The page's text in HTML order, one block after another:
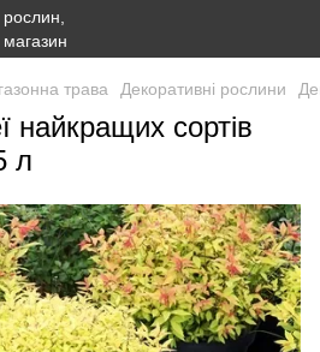
трава Декоративні рослини
найкращих сортів
л